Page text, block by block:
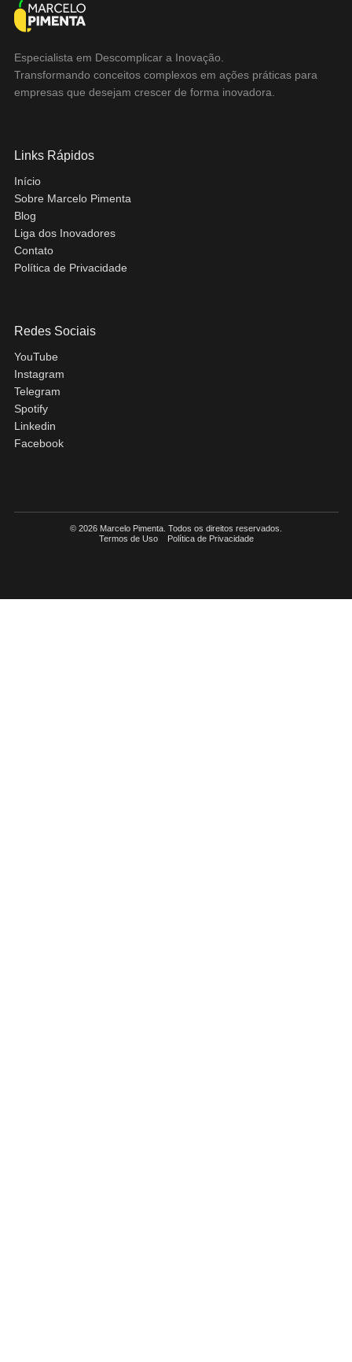
Especialista em Descomplicar a Inovação.
Transformando conceitos complexos em ações práticas para
empresas que desejam crescer de forma inovadora.
Links Rápidos
Início
Sobre Marcelo Pimenta
Blog
Liga dos Inovadores
Contato
Política de Privacidade
Redes Sociais
YouTube
Instagram
Telegram
Spotify
Linkedin
Facebook
© 2026 Marcelo Pimenta. Todos os direitos reservados.
Termos de Uso
Política de Privacidade